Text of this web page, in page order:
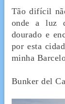
Tão difícil
onde a luz
dourado e
por esta
minha
Bunker del